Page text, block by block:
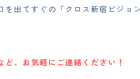
出てすぐの「クロス新宿ビジョ
、お気軽にご連絡ください！